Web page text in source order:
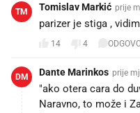
TM Tomislav Markić prije
parizer je stiga ,
14 4
DM Dante Marinkos prije
"ako otera cara do
Naravno, to može i